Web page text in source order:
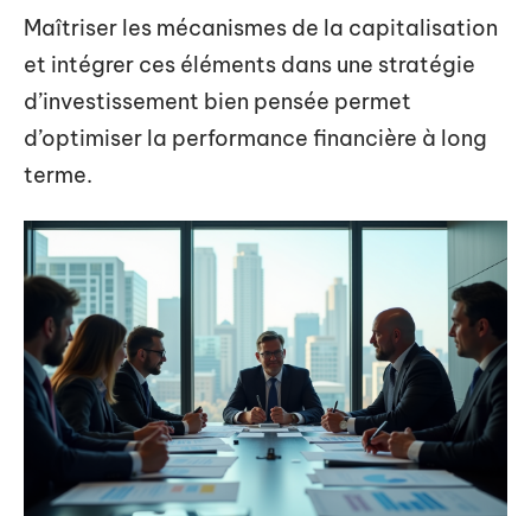
Maîtriser les mécanismes de la capitalisation
et intégrer ces éléments dans une stratégie
d’investissement bien pensée permet
d’optimiser la performance financière à long
terme.